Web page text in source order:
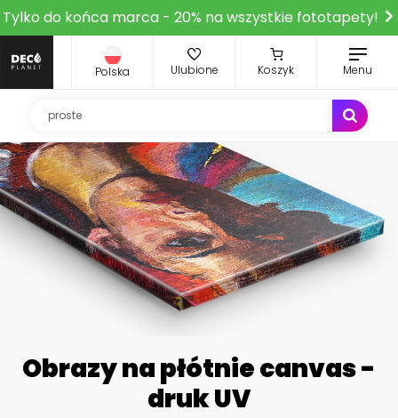
Tylko do końca marca - 20% na wszystkie fototapety!
Polska Ulubione Koszyk Menu
Obrazy na płótnie canvas -
druk UV